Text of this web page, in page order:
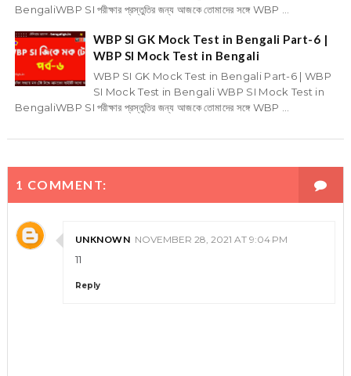
BengaliWBP SI পরীক্ষার প্রস্তুতির জন্য আজকে তোমাদের সঙ্গে WBP ...
WBP SI GK Mock Test in Bengali Part-6 |
WBP SI Mock Test in Bengali
WBP SI GK Mock Test in Bengali Part-6 | WBP
SI Mock Test in Bengali WBP SI Mock Test in
BengaliWBP SI পরীক্ষার প্রস্তুতির জন্য আজকে তোমাদের সঙ্গে WBP ...
1 COMMENT:
UNKNOWN NOVEMBER 28, 2021 AT 9:04 PM
11
Reply